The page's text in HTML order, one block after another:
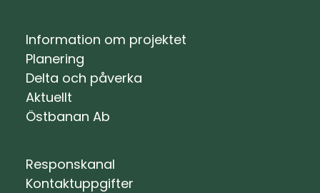
Information om projektet
Planering
Delta och påverka
Aktuellt
Östbanan Ab
Responskanal
Kontaktuppgifter